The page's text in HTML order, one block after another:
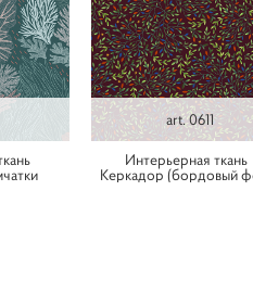
art. 0611
Интерьерная ткань
Керкадор (бордовый